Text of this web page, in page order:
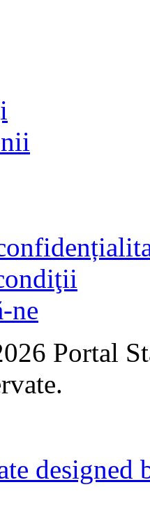
ne
Portal
designed